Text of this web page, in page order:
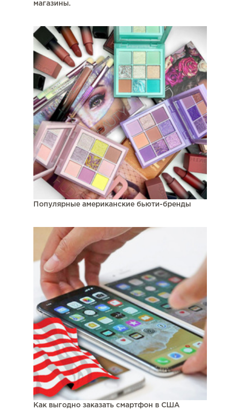
магазины.
Популярные американские бьюти-бренды
Как выгодно заказать смартфон в США